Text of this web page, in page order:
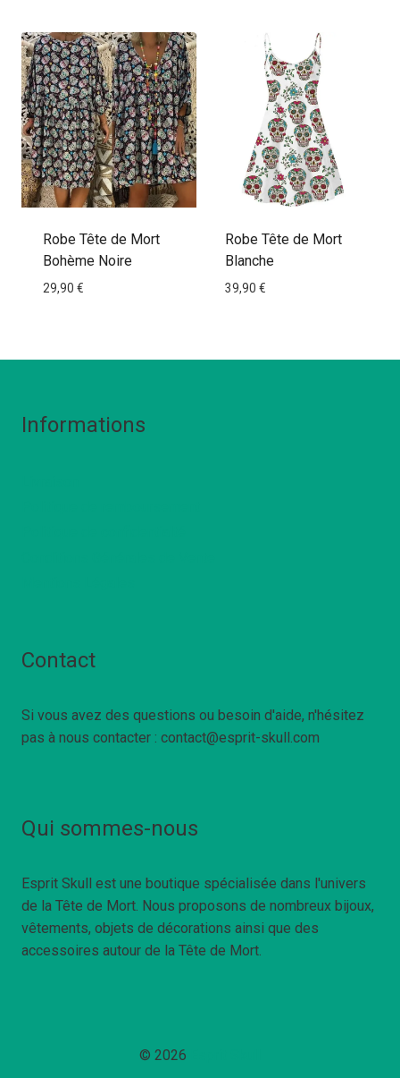
Robe Tête de Mort
Bohème Noire
29,90 €
Robe Tête de Mort
Blanche
39,90 €
Informations
Contact
Si vous avez des questions ou besoin d'aide, n'hésitez
pas à nous contacter : contact@esprit-skull.com
Qui sommes-nous
Esprit Skull est une boutique spécialisée dans l'univers
de la Tête de Mort. Nous proposons de nombreux bijoux,
vêtements, objets de décorations ainsi que des
accessoires autour de la Tête de Mort.
© 2026